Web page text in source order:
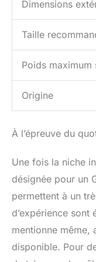
Dimensions
Taille
Poids maximum
Origine
À l’épreuve du
Une fois la niche
désignée pour un
permettent à un
d’expérience
mentionne même,
disponible. Pour